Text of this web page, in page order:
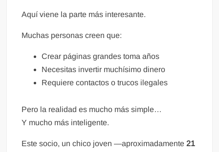
Aquí viene la parte más interesante.
Muchas personas creen que:
Crear páginas grandes toma años
Necesitas invertir muchísimo dinero
Requiere contactos o trucos ilegales
Pero la realidad es mucho más simple…
Y mucho más inteligente.
Este socio, un chico joven —aproximadamente 21